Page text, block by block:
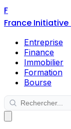
F
France Initiative
Entreprise
Finance
Immobilier
Formation
Bourse